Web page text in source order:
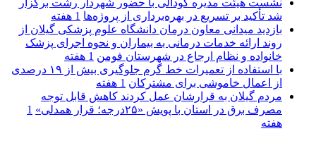
شد تأکید بر تسریع در بهره‌برداری از پروژه‌ها 1 هفته
بازدید میدانی معاون درمان دانشگاه علوم پزشکی گیلان از
روند ارائه خدمات درمانی به بیماران و نحوه اجرای پزشک
خانواده و نظام ارجاع در شهرستان فومن 1 هفته
با استفاده از تعمیرات خط گرم جلوگیری بیش از ۱۹ درصدی
از اعمال خاموشی برای مشتركان 1 هفته
مردم گیلان به قرارشان عمل کردند كاهش قابل توجه
مصرف برق در استان با پویش «۲۵درجه؛ قرار همدلی»
1
هفته